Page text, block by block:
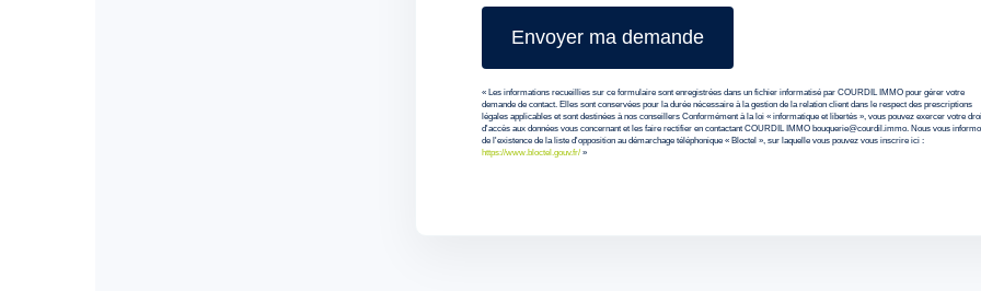
« Les informations recueillies sur ce formulaire sont enregistrées dans un fichier informatisé par COURDIL IMMO pour gérer votre
demande de contact. Elles sont conservées pour la durée nécessaire à la gestion de la relation client dans le respect des prescriptions
légales applicables et sont destinées à nos conseillers Conformément à la loi « informatique et libertés », vous pouvez exercer votre
d'accès aux données vous concernant et les faire rectifier en contactant COURDIL IMMO bouquerie@courdil.immo. Nous vous
de l'existence de la liste d'opposition au démarchage téléphonique « Bloctel », sur laquelle vous pouvez vous inscrire ici :
https://www.bloctel.gouv.fr/ »